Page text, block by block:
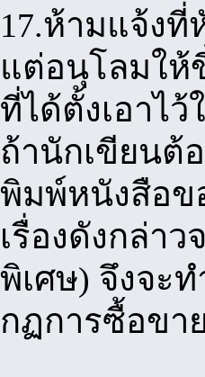
17.ห้ามแจ้งที่
แต่อนุโลมให้
ที่ได้ตั้งเอาไ
ถ้านักเขียนต้
พิมพ์หนังสือข
เรื่องดังกล่า
พิเศษ) จึงจะ
กฏการซื้อขา